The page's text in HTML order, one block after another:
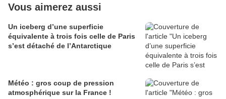
Vous aimerez aussi
Un iceberg d’une superficie
équivalente à trois fois celle de Paris
s’est détaché de l’Antarctique
Météo : gros coup de pression
atmosphérique sur la France !